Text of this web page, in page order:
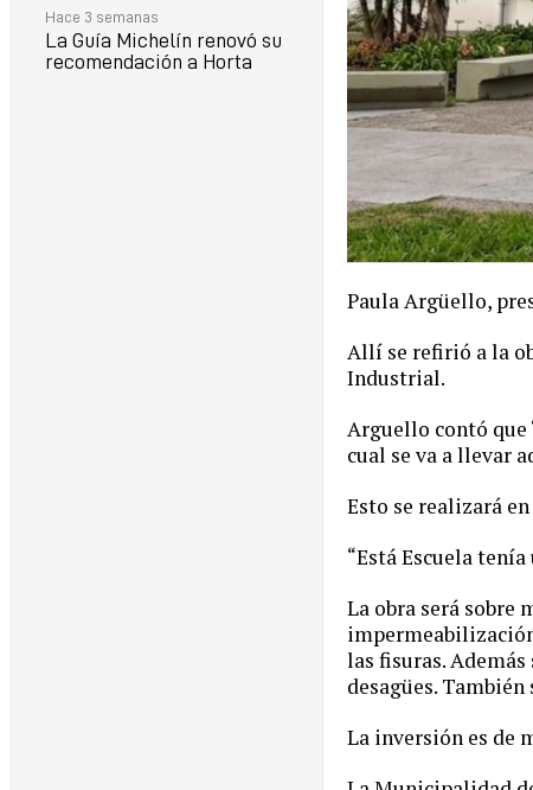
Hace 3 semanas
La Guía Michelín renovó su
recomendación a Horta
Paula Argüello,
Allí se refirió a la
Industrial.
Arguello contó que
cual se va a llevar
Esto se realizará
“Está Escuela
La obra será sobre
las fisuras.
desagües.
La inversión es de